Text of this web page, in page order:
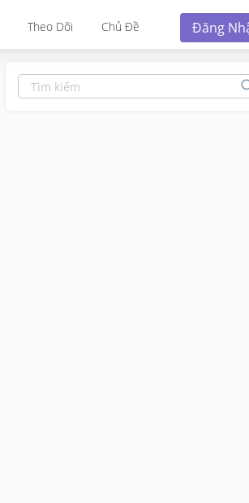
Theo Dõi Chủ Đề Đăng